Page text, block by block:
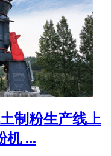
制粉生产线上
机 ...